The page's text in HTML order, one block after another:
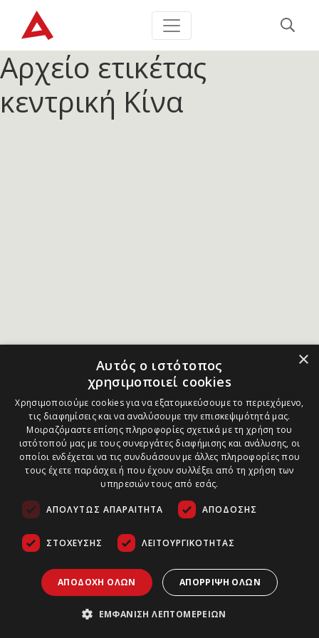
Αρχείο ετικέτας
κεντρική Κίνα
×
Αυτός ο ιστότοπος
χρησιμοποιεί cookies
Χρησιμοποιούμε cookies για να εξατομικεύσουμε το περιεχόμενο,
τις διαφημίσεις και να αναλύσουμε την επισκεψιμότητά μας.
Μοιραζόμαστε επίσης πληροφορίες σχετικά με τη χρήση του
ιστότοπού μας με τους συνεργάτες διαφήμισης και ανάλυσης, οι
οποίοι ενδέχεται να τις συνδυάσουν με άλλες πληροφορίες που
τους έχετε παράσχει ή που έχουν συλλέξει από τη χρήση των
υπηρεσιών τους από εσάς.
ΑΠΟΛΎΤΩΣ ΑΠΑΡΑΊΤΗΤΑ ΑΠΌΔΟΣΗΣ
ΣΤΌΧΕΥΣΗΣ ΛΕΙΤΟΥΡΓΙΚΌΤΗΤΑΣ
ΑΠΟΔΟΧΉ ΌΛΩΝ ΑΠΌΡΡΙΨΗ ΌΛΩΝ
ΕΜΦΆΝΙΣΗ ΛΕΠΤΟΜΕΡΕΙΏΝ